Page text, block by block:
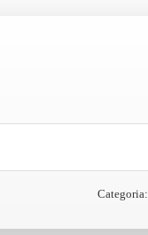
Categoria: